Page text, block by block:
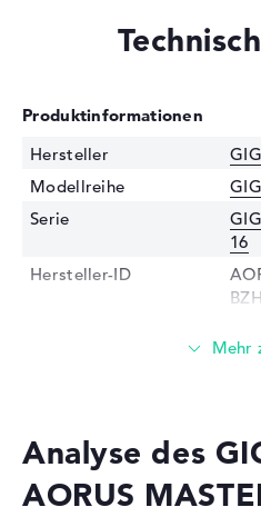
Produktinformationen
Hersteller
Modellreihe
Serie
16
Hersteller-ID
Multi-Core-
Technologie
Analyse des
AORUS